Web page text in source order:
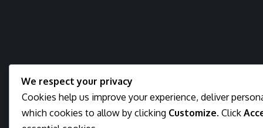
We respect your privacy
Cookies help us improve your experience, deliver
which cookies to allow by clicking Customize. Click